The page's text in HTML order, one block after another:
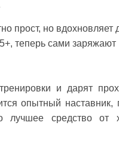
прост, но
теперь сами
и дарят
опытный наставник,
лучшее средство от